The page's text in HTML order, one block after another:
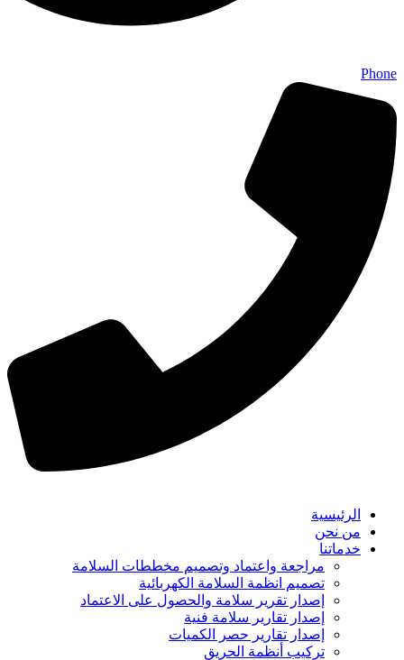
Phone
الرئيسية
من نحن
خدماتنا
مراجعة واعتماد وتصميم مخططات السلامة
تصميم انظمة السلامة الكهربائية
إصدار تقرير سلامة والحصول على الاعتماد
إصدار تقارير سلامة فنية
إصدار تقارير حصر الكميات
تركيب أنظمة الحريق